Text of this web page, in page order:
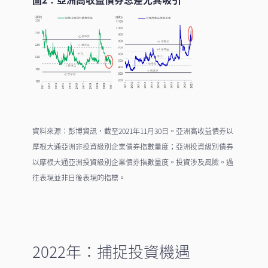
資料來源：彭博資訊，截至2021年11月30日。亞洲高收益債券以
摩根大通亞洲非投資級別企業債券指數量度；亞洲投資級別債券
以摩根大通亞洲投資級別企業債券指數量度。投資涉及風險。過
往表現並非日後表現的指標。
2022年：捕捉投資機遇